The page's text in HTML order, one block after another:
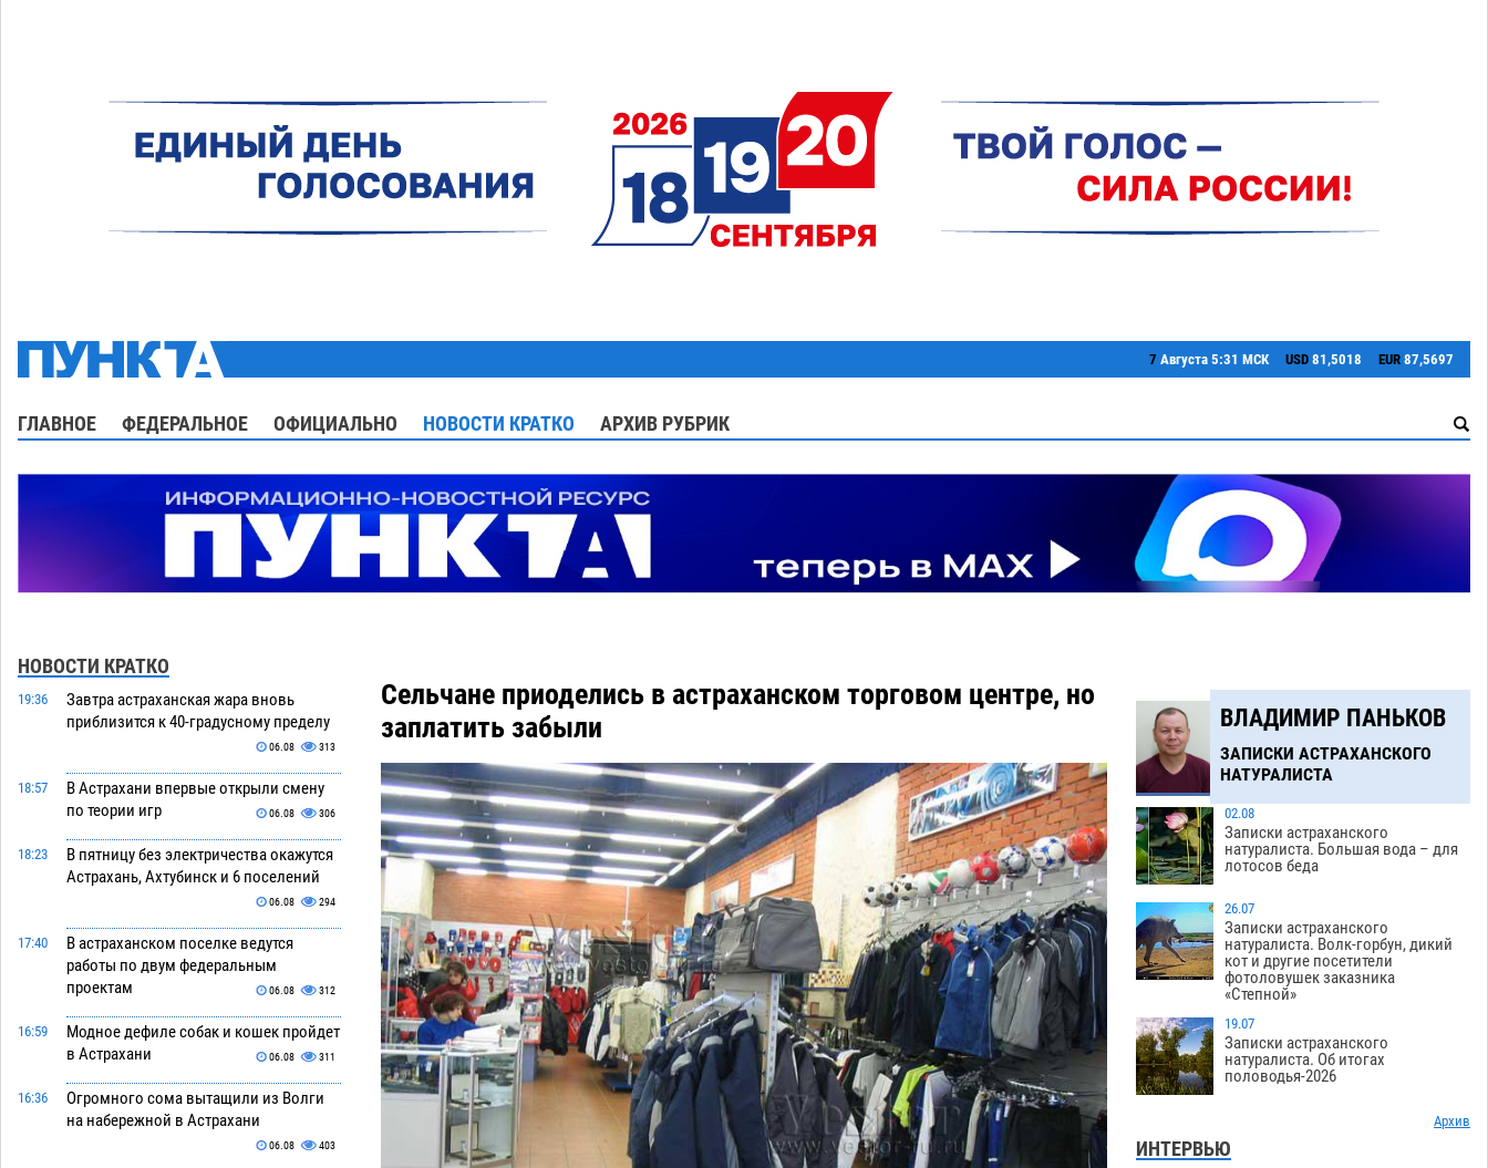
7 Августа 5:31 МСК USD 81,5018 EUR 87,5697
ГЛАВНОЕ ФЕДЕРАЛЬНОЕ ОФИЦИАЛЬНО НОВОСТИ КРАТКО АРХИВ РУБРИК
НОВОСТИ КРАТКО
19:36
Завтра астраханская жара вновь
приблизится к 40-градусному пределу
06.08 313
18:57
В Астрахани впервые открыли смену
по теории игр
06.08 306
18:23
В пятницу без электричества окажутся
Астрахань, Ахтубинск и 6 поселений
06.08 294
17:40
В астраханском поселке ведутся
работы по двум федеральным
проектам
06.08 312
16:59
Модное дефиле собак и кошек пройдет
в Астрахани
06.08 311
16:36
Огромного сома вытащили из Волги
на набережной в Астрахани
06.08 403
Сельчане приоделись в астраханском торговом центре, но
заплатить забыли
ВЛАДИМИР ПАНЬКОВ
ЗАПИСКИ АСТРАХАНСКОГО
НАТУРАЛИСТА
02.08
Записки астраханского
натуралиста. Большая вода – для
лотосов беда
26.07
Записки астраханского
натуралиста. Волк-горбун, дикий
кот и другие посетители
фотоловушек заказника
«Степной»
19.07
Записки астраханского
натуралиста. Об итогах
половодья-2026
Архив
ИНТЕРВЬЮ